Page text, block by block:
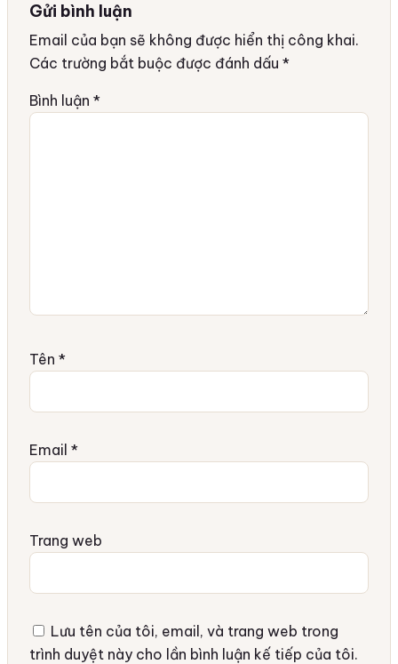
Gửi bình luận
Email của bạn sẽ không được hiển thị công khai.
Các trường bắt buộc được đánh dấu *
Bình luận *
Tên *
Email *
Trang web
Lưu tên của tôi, email, và trang web trong
trình duyệt này cho lần bình luận kế tiếp của tôi.